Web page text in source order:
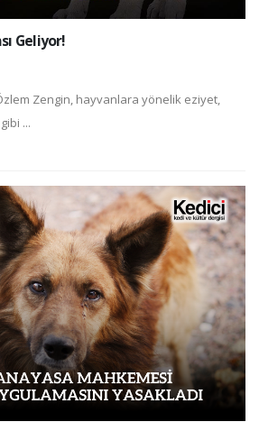
Geliyor!
Zengin, hayvanlara yönelik eziyet,
...